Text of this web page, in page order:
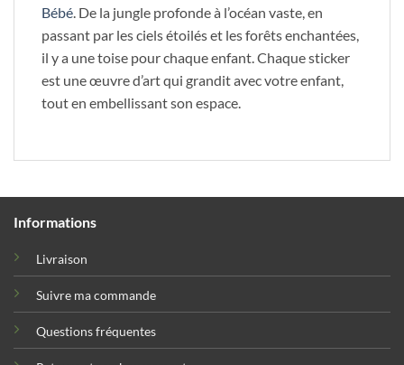
Bébé. De la jungle profonde à l’océan vaste, en
passant par les ciels étoilés et les forêts enchantées,
il y a une toise pour chaque enfant. Chaque sticker
est une œuvre d’art qui grandit avec votre enfant,
tout en embellissant son espace.
Informations
Livraison
Suivre ma commande
Questions fréquentes